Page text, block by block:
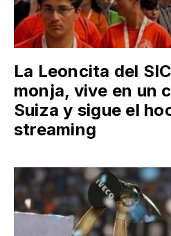
La Leoncita del
monja, vive en un
Suiza y sigue el
streaming